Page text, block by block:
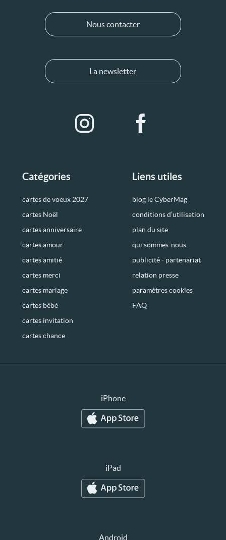
Catégories
cartes de voeux 2027
cartes Noël
cartes anniversaire
cartes amour
cartes amitié
cartes merci
cartes mariage
cartes bébé
cartes invitation
cartes chance
Liens utiles
blog le CyberMag
conditions d’utilisation
plan du site
qui sommes-nous
publicité - partenariat
relation presse
paramètres cookies
FAQ
Nous contacter
La newsletter
iPhone
iPad
Android